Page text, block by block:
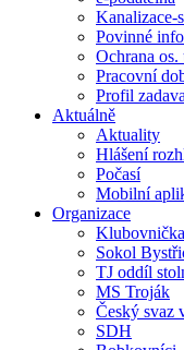
Kanalizace-
Povinné
Ochrana
Pracovní
Profil
Aktuálně
Aktuality
Hlášení
Počasí
Mobilní
Organizace
Sokol
TJ oddíl
MS Troják
Český svaz
SDH